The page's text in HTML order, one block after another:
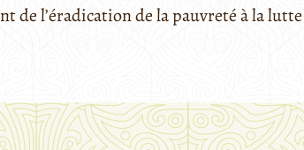
de l’éradication de la pauvreté à la lutte